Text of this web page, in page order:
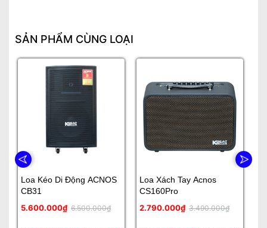
SẢN PHẨM CÙNG LOẠI
Loa Kéo Di Động ACNOS
CB31
5.600.000₫ 6.500.000₫
Loa Xách Tay Acnos
CS160Pro
2.790.000₫ 3.490.000₫